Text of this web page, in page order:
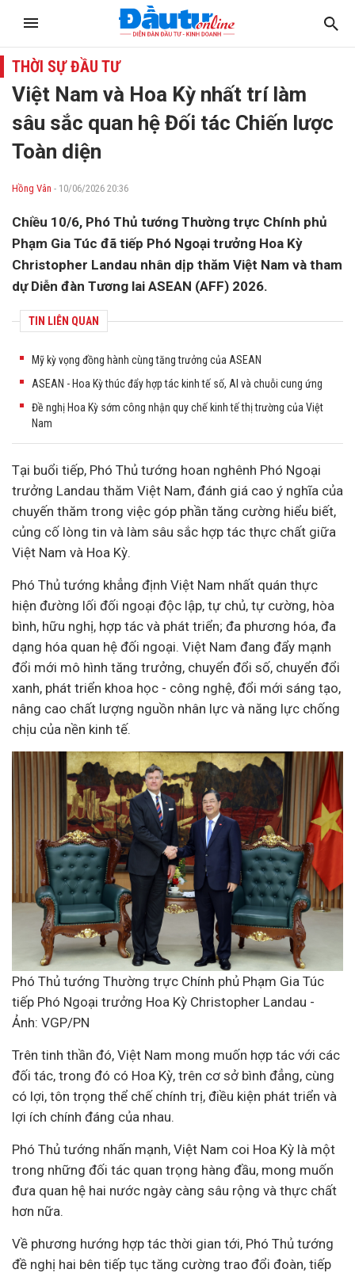
THỜI SỰ ĐẦU TƯ
Việt Nam và Hoa Kỳ nhất trí làm
sâu sắc quan hệ Đối tác Chiến lược
Toàn diện
Hồng Vân - 10/06/2026 20:36
Chiều 10/6, Phó Thủ tướng Thường trực Chính phủ
Phạm Gia Túc đã tiếp Phó Ngoại trưởng Hoa Kỳ
Christopher Landau nhân dịp thăm Việt Nam và tham
dự Diễn đàn Tương lai ASEAN (AFF) 2026.
TIN LIÊN QUAN
Mỹ kỳ vọng đồng hành cùng tăng trưởng của ASEAN
ASEAN - Hoa Kỳ thúc đẩy hợp tác kinh tế số, AI và chuỗi cung ứng
Đề nghị Hoa Kỳ sớm công nhận quy chế kinh tế thị trường của Việt
Nam
Tại buổi tiếp, Phó Thủ tướng hoan nghênh Phó Ngoại
trưởng Landau thăm Việt Nam, đánh giá cao ý nghĩa của
chuyến thăm trong việc góp phần tăng cường hiểu biết,
củng cố lòng tin và làm sâu sắc hợp tác thực chất giữa
Việt Nam và Hoa Kỳ.
Phó Thủ tướng khẳng định Việt Nam nhất quán thực
hiện đường lối đối ngoại độc lập, tự chủ, tự cường, hòa
bình, hữu nghị, hợp tác và phát triển; đa phương hóa, đa
dạng hóa quan hệ đối ngoại. Việt Nam đang đẩy mạnh
đổi mới mô hình tăng trưởng, chuyển đổi số, chuyển đổi
xanh, phát triển khoa học - công nghệ, đổi mới sáng tạo,
nâng cao chất lượng nguồn nhân lực và năng lực chống
chịu của nền kinh tế.
Phó Thủ tướng Thường trực Chính phủ Phạm Gia Túc
tiếp Phó Ngoại trưởng Hoa Kỳ Christopher Landau -
Ảnh: VGP/PN
Trên tinh thần đó, Việt Nam mong muốn hợp tác với các
đối tác, trong đó có Hoa Kỳ, trên cơ sở bình đẳng, cùng
có lợi, tôn trọng thể chế chính trị, điều kiện phát triển và
lợi ích chính đáng của nhau.
Phó Thủ tướng nhấn mạnh, Việt Nam coi Hoa Kỳ là một
trong những đối tác quan trọng hàng đầu, mong muốn
đưa quan hệ hai nước ngày càng sâu rộng và thực chất
hơn nữa.
Về phương hướng hợp tác thời gian tới, Phó Thủ tướng
đề nghị hai bên tiếp tục tăng cường trao đổi đoàn, tiếp